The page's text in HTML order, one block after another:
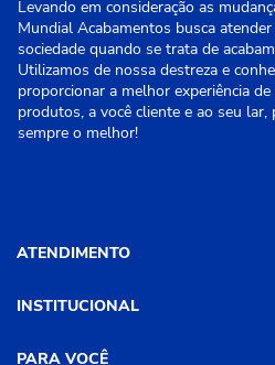
Levando em consideração as
Mundial Acabamentos busca
sociedade quando se trata de
Utilizamos de nossa destreza e
proporcionar a melhor experiência
produtos, a você cliente e ao seu lar,
sempre o melhor!
ATENDIMENTO
Segunda a Sexta das 8h às 17h30
Sábado das 8h às 12h
INSTITUCIONAL
Nossas Lojas
PARA VOCÊ